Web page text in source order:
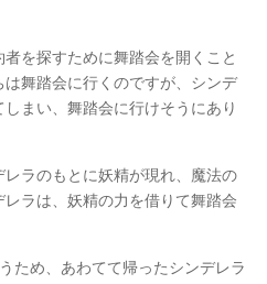
を探すために舞踏会を開くこと
舞踏会に行くのですが、シンデ
まい、舞踏会に行けそうにあり
ラのもとに妖精が現れ、魔法の
ラは、妖精の力を借りて舞踏会
ため、あわてて帰ったシンデレラ